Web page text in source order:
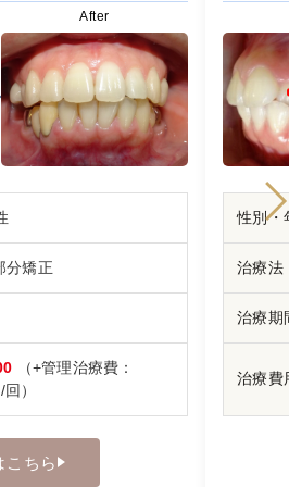
After
分矯正
（+管理治療費：
）
こちら
性別・
治療法
治療期
治療費